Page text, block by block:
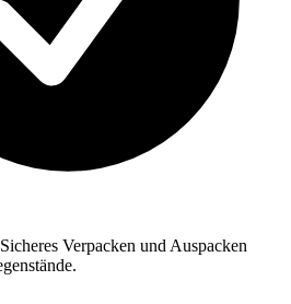
Verpacken und Auspacken